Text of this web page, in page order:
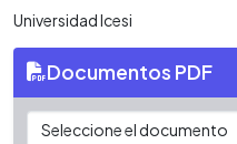
Universidad Icesi
Documentos PDF